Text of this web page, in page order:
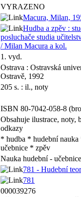
VYRAZENO
Macura, Milan,
Hudba a zpěv :
posluchače studia
/ Milan Macura a kol.
1. vyd.
Ostrava : Ostravská
Ostravě, 1992
205 s. : il., noty
ISBN 80-7042-058-8
Obsahuje ilustrace, noty,
odkazy
* hudba * hudební
učebnice * zpěv
Nauka hudební -
781 - Hudební
781
000039276